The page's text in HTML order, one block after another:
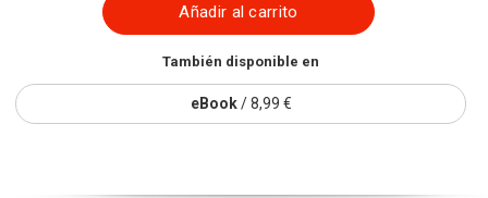
Añadir al carrito
También disponible en
eBook/ 8,99 €